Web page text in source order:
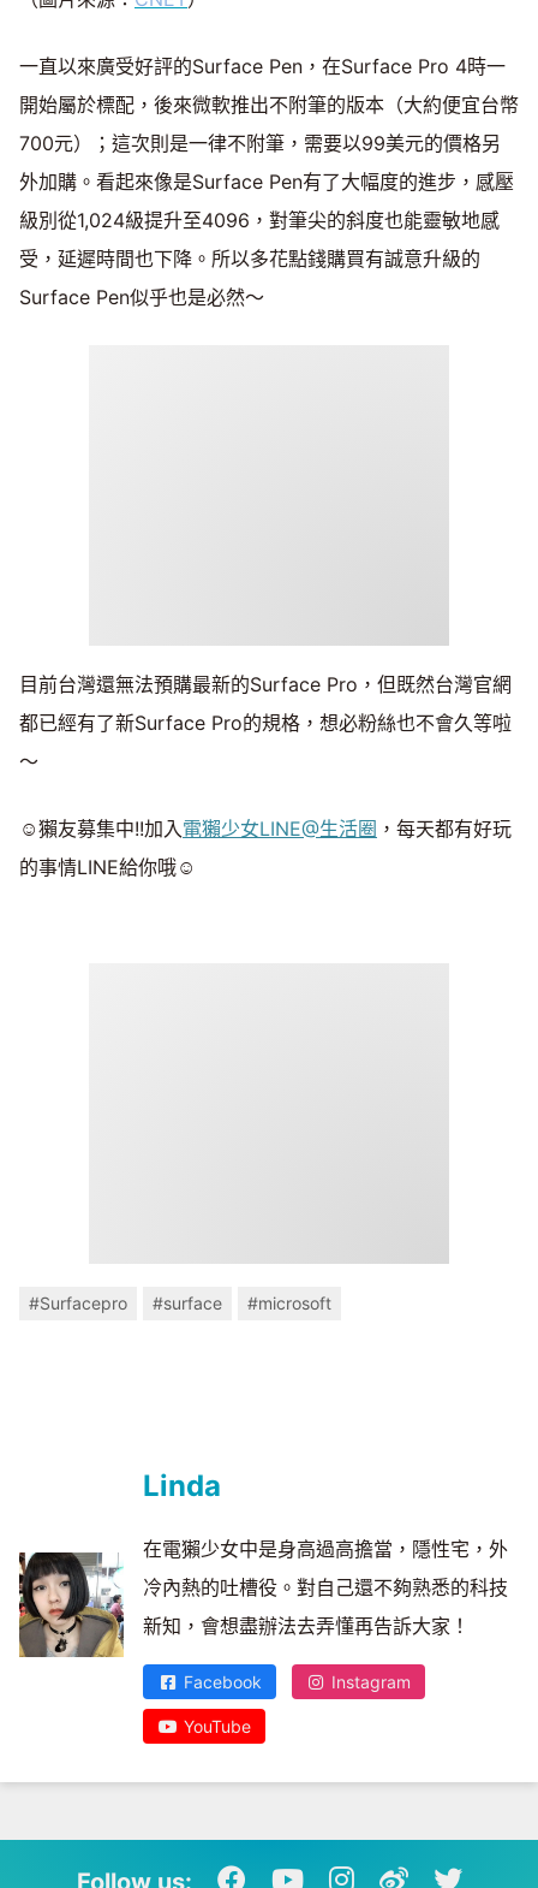
一直以來廣受好評的Surface Pen，在Surface Pro 4時一
開始屬於標配，後來微軟推出不附筆的版本（大約便宜台幣
700元）；這次則是一律不附筆，需要以99美元的價格另
外加購。看起來像是Surface Pen有了大幅度的進步，感壓
級別從1,024級提升至4096，對筆尖的斜度也能靈敏地感
受，延遲時間也下降。所以多花點錢購買有誠意升級的
Surface Pen似乎也是必然～
目前台灣還無法預購最新的Surface Pro，但既然台灣官網
都已經有了新Surface Pro的規格，想必粉絲也不會久等啦
～
☺獺友募集中!!加入電獺少女LINE@生活圈 ，每天都有好玩
的事情LINE給你哦☺
#Surfacepro #surface #microsoft
Linda
在電獺少女中是身高過高擔當，隱性宅，外
冷內熱的吐槽役。對自己還不夠熟悉的科技
新知，會想盡辦法去弄懂再告訴大家！
Facebook Instagram
YouTube